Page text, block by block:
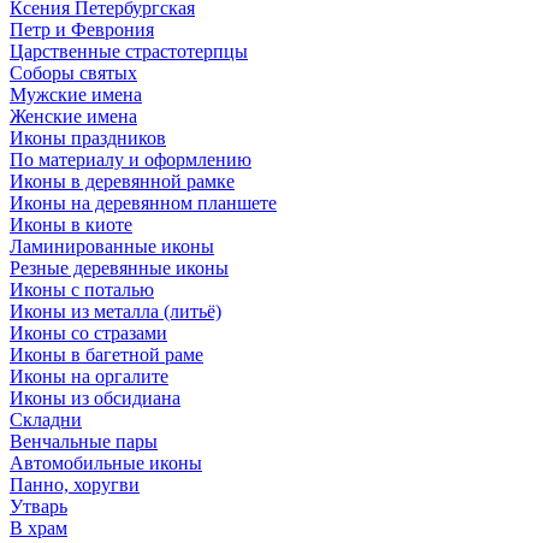
Ксения Петербургская
Петр и Феврония
Царственные страстотерпцы
Соборы святых
Мужские имена
Женские имена
Иконы праздников
По материалу и оформлению
Иконы в деревянной рамке
Иконы на деревянном планшете
Иконы в киоте
Ламинированные иконы
Резные деревянные иконы
Иконы с поталью
Иконы из металла (литьё)
Иконы со стразами
Иконы в багетной раме
Иконы на оргалите
Иконы из обсидиана
Складни
Венчальные пары
Автомобильные иконы
Панно, хоругви
Утварь
В храм